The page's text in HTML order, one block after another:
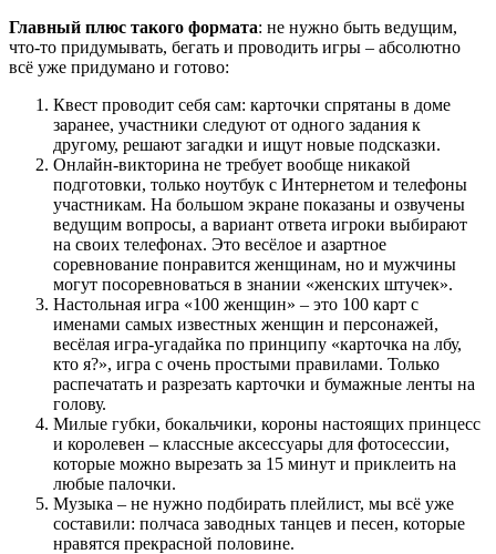
Главный плюс такого формата: не нужно быть ведущим,
что-то придумывать, бегать и проводить игры – абсолютно
всё уже придумано и готово:
Квест проводит себя сам: карточки спрятаны в доме
заранее, участники следуют от одного задания к
другому, решают загадки и ищут новые подсказки.
Онлайн-викторина не требует вообще никакой
подготовки, только ноутбук с Интернетом и телефоны
участникам. На большом экране показаны и озвучены
ведущим вопросы, а вариант ответа игроки выбирают
на своих телефонах. Это весёлое и азартное
соревнование понравится женщинам, но и мужчины
могут посоревноваться в знании «женских штучек».
Настольная игра «100 женщин» – это 100 карт с
именами самых известных женщин и персонажей,
весёлая игра-угадайка по принципу «карточка на лбу,
кто я?», игра с очень простыми правилами. Только
распечатать и разрезать карточки и бумажные ленты на
голову.
Милые губки, бокальчики, короны настоящих принцесс
и королевен – классные аксессуары для фотосессии,
которые можно вырезать за 15 минут и приклеить на
любые палочки.
Музыка – не нужно подбирать плейлист, мы всё уже
составили: полчаса заводных танцев и песен, которые
нравятся прекрасной половине.